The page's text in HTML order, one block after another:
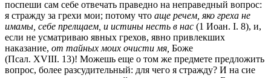
поспеши сам себе отвечать праведно на неправедный вопрос:
я стражду за грехи мои; потому что аще речем, яко греха не
имамы, себе прелщаем, и истины несть в нас (1 Иоан. I. 8), и,
если не усматриваю явных грехов, явно привлекших
наказание, от тайных моих очисти мя, Боже
(Псал. XVIII. 13)! Можешь еще о том же предмете предложить
вопрос, более разсудительный: для чего я стражду? И на сие